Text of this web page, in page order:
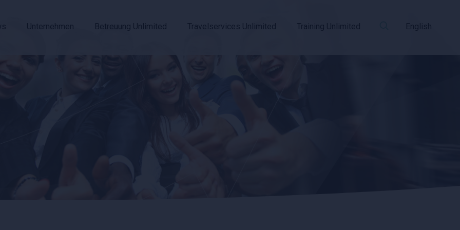
Unternehmen Betreuung Unlimited Travelservices Unlimited Training Unlimited English